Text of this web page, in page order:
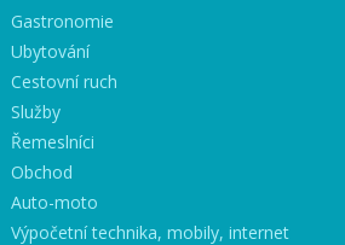
Gastronomie
Ubytování
Cestovní ruch
Služby
Řemeslníci
Obchod
Auto-moto
Výpočetní technika, mobily, internet